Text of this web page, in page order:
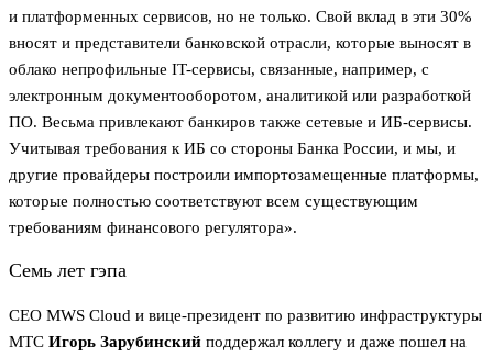
и платформенных сервисов, но не только. Свой вклад в эти 30%
вносят и представители банковской отрасли, которые выносят в
облако непрофильные IT-сервисы, связанные, например, с
электронным документооборотом, аналитикой или разработкой
ПО. Весьма привлекают банкиров также сетевые и ИБ-сервисы.
Учитывая требования к ИБ со стороны Банка России, и мы, и
другие провайдеры построили импортозамещенные платформы,
которые полностью соответствуют всем существующим
требованиям финансового регулятора».
Семь лет гэпа
CEO MWS Cloud и вице-президент по развитию инфраструктуры
МТС Игорь Зарубинский поддержал коллегу и даже пошел на